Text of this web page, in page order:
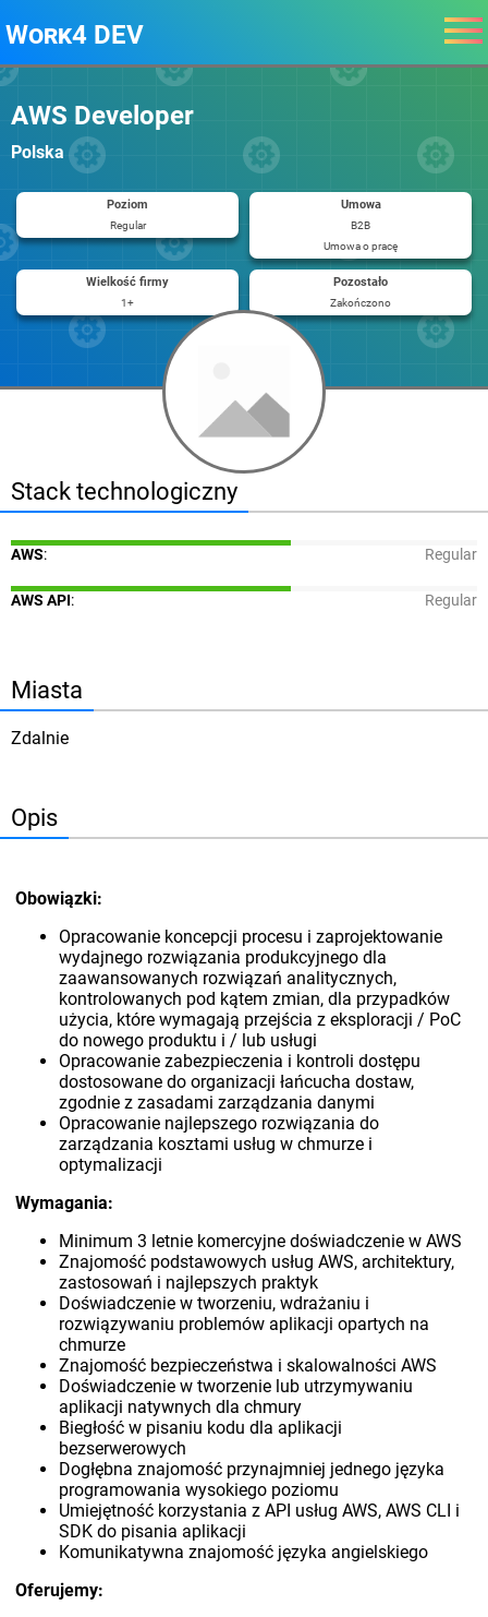
Work4 DEV
AWS Developer
Polska
Poziom
Regular
Umowa
B2B
Umowa o pracę
Wielkość firmy
1+
Pozostało
Zakończono
Stack technologiczny
AWS: Regular
AWS API: Regular
Miasta
Zdalnie
Opis
Obowiązki:
Opracowanie koncepcji procesu i zaprojektowanie
wydajnego rozwiązania produkcyjnego dla
zaawansowanych rozwiązań analitycznych,
kontrolowanych pod kątem zmian, dla przypadków
użycia, które wymagają przejścia z eksploracji / PoC
do nowego produktu i / lub usługi
Opracowanie zabezpieczenia i kontroli dostępu
dostosowane do organizacji łańcucha dostaw,
zgodnie z zasadami zarządzania danymi
Opracowanie najlepszego rozwiązania do
zarządzania kosztami usług w chmurze i
optymalizacji
Wymagania:
Minimum 3 letnie komercyjne doświadczenie w AWS
Znajomość podstawowych usług AWS, architektury,
zastosowań i najlepszych praktyk
Doświadczenie w tworzeniu, wdrażaniu i
rozwiązywaniu problemów aplikacji opartych na
chmurze
Znajomość bezpieczeństwa i skalowalności AWS
Doświadczenie w tworzenie lub utrzymywaniu
aplikacji natywnych dla chmury
Biegłość w pisaniu kodu dla aplikacji
bezserwerowych
Dogłębna znajomość przynajmniej jednego języka
programowania wysokiego poziomu
Umiejętność korzystania z API usług AWS, AWS CLI i
SDK do pisania aplikacji
Komunikatywna znajomość języka angielskiego
Oferujemy: